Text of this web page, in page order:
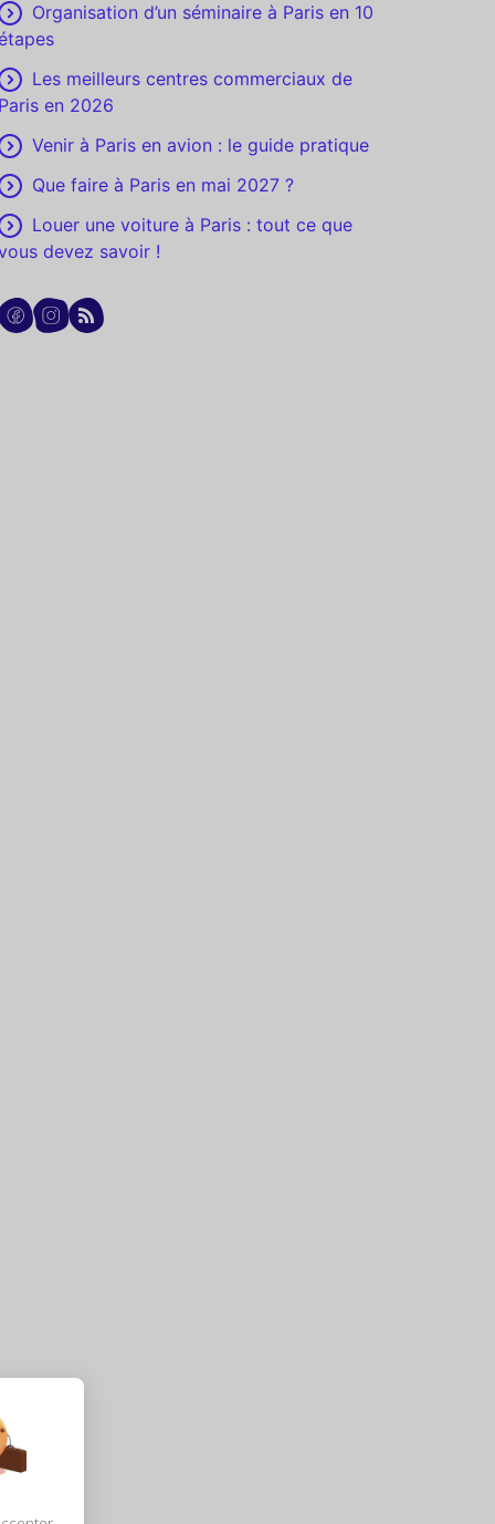
Organisation d’un séminaire à Paris en 10
Les meilleurs centres commerciaux de
en 2026
Venir à Paris en avion : le guide pratique
Que faire à Paris en mai 2027 ?
Louer une voiture à Paris : tout ce que
devez savoir !